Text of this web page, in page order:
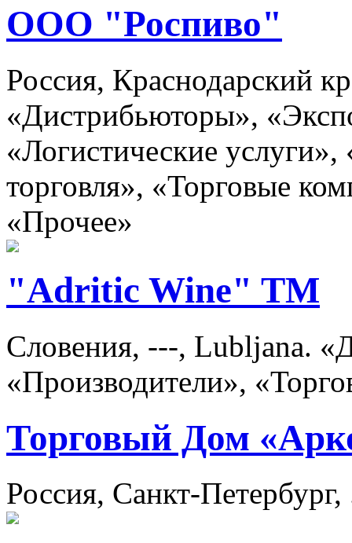
ООО "Роспиво"
Россия, Краснодарский
«Дистрибьюторы»,
«Логистические
торговля», «Торговые
«Прочее»
"Adritic Wine" TM
Словения, ---, Lubljana.
«Производители»,
Торговый Дом
Россия, Санкт-